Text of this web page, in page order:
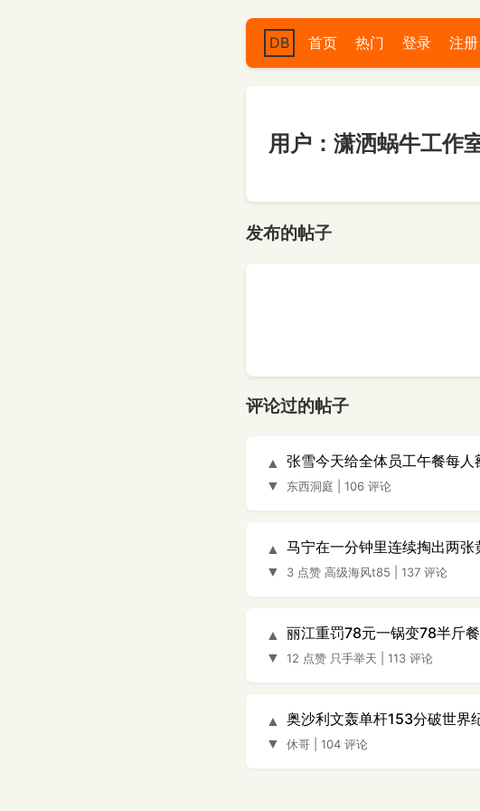
DB 首页 热门 登录 注册
用户：潇洒蜗牛工作
发布的帖子
评论过的帖子
▲
▼
张雪今天给全体员工午餐每
东西洞庭 106 评论
▲
▼
马宁在一分钟里连续掏出两张
3 点赞 高级海风t85 137 评论
▲
▼
丽江重罚78元一锅变78半斤
12 点赞 只手举天 113 评论
▲
▼
奥沙利文轰单杆153分破世界
休哥 104 评论